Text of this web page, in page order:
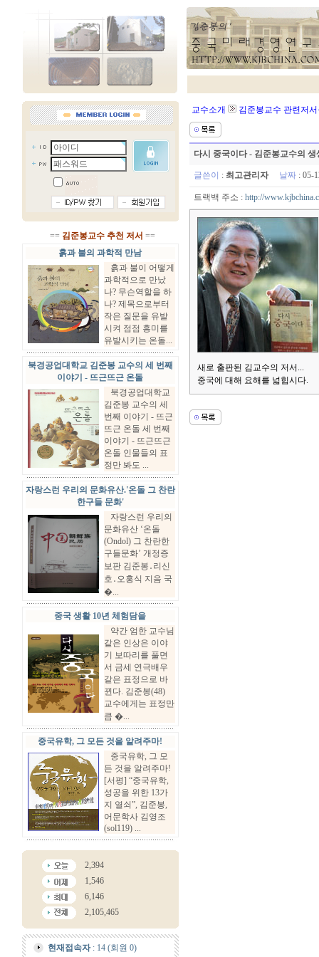
== 김준봉교수 추천 저서 ==
흙과 불의 과학적 만남
흙과 불이 어떻게
과학적으로 만났
나? 무슨역할을 하
나? 제목으로부터
작은 질문을 유발
시켜 점점 흥미를
유발시키는 온돌...
북경공업대학교 김준봉 교수의 세 번째
이야기 - 뜨근뜨근 온돌
북경공업대학교
김준봉 교수의 세
번째 이야기 - 뜨근
뜨근 온돌 세 번째
이야기 - 뜨근뜨근
온돌 인물들의 표
정만 봐도 ...
자랑스런 우리의 문화유산.'온돌 그 찬란
한구들 문화'
자랑스런 우리의
문화유산 ‘온돌
(Ondol) 그 찬란한
구들문화’ 개정증
보판 김준봉․리신
호․오홍식 지음 국
�...
중국 생활 10년 체험담을
약간 엄한 교수님
같은 인상은 이야
기 보따리를 풀면
서 금세 연극배우
같은 표정으로 바
뀐다. 김준봉(48)
교수에게는 표정만
큼 �...
중국유학, 그 모든 것을 알려주마!
중국유학, 그 모
든 것을 알려주마!
[서평] “중국유학,
성공을 위한 13가
지 열쇠”, 김준봉,
어문학사 김영조
(sol119) ...
2,394
1,546
6,146
2,105,465
현재접속자: 14 (회원 0)
교수소개 김준봉교수 관련저서
다시 중국이다 - 김준봉교수의 생
글쓴이 : 최고관리자 날짜 :
트랙백 주소 : http://
새로 출판된 김교수의 저서...
중국에 대해 요해를 넓힙시다.